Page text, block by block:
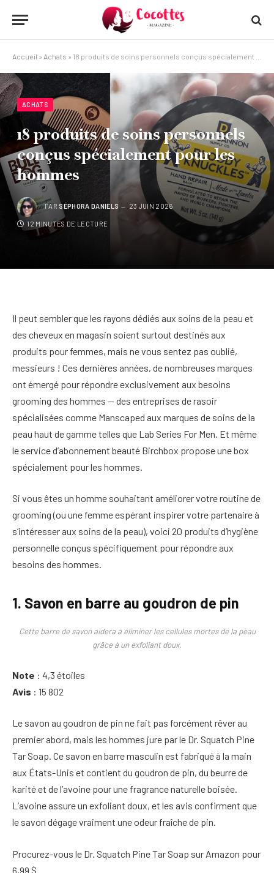
Accueil » Achats » 18 produits de soins personnels conçus spécialement pour les hommes
ACHATS
18 produits de soins personnels
conçus spécialement pour les
hommes
PAR SÉPHORA DANIELS 23 JUIN 2026
12 MINUTES DE LECTURE
Il peut sembler que les rayons dédiés aux soins de la peau et
des cheveux en magasin soient surtout destinés aux
produits pour femmes, mais ne vous sentez pas oublié,
messieurs ! Ces dernières années, de nombreuses marques
ont émergé pour répondre exclusivement aux besoins
grooming des hommes — des entreprises de rasoir
spécialisées comme Manscaped aux marques de soins de la
peau haut de gamme telles que Lab Series For Men. Et même
le service d’abonnement beauté Birchbox propose une box
spécialement pour les hommes.
Si vous êtes un homme souhaitant améliorer votre routine de
grooming (ou une femme espérant inspirer votre partenaire à
s’intéresser aux soins de la peau), voici 20 produits d’hygiène
personnelle conçus spécifiquement pour répondre aux
besoins des hommes.
1. Savon en barre au goudron de pin
Cette barre de savon aidera à éliminer les cellules mortes de la peau
grâce à un exfoliant doux.
Note : 4,3 étoiles
Avis : 15 802
Le savon au goudron de pin ne fait pas forcément rêver au
premier abord, mais les hommes jure par le Dr. Squatch Pine
Tar Soap. Ce savon en barre masculin est fabriqué à la main
aux États-Unis et contient du goudron de pin, du beurre de
karité et de l’avoine pour une fragrance naturelle boisée.
L’avoine assure un exfoliant doux, et les avis confirment que
le savon dégage vraiment une odeur fraîche de pin.
Procurez-vous le Dr. Squatch Pine Tar Soap sur Amazon pour
6,99 $